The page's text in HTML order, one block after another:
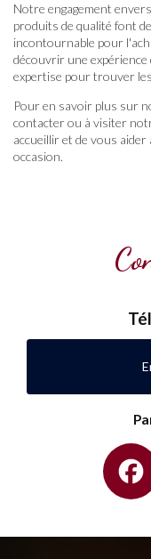
Notre engagement
produits de qualité font de
incontournable pour
découvrir une
expertise pour trouver
Pour en savoir plus sur
contacter ou à visiter
accueillir et de vous
occasion.